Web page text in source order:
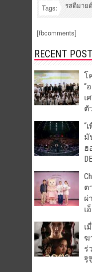
Tags: รสดีมายด์
[fbcomments]
RECENT
โ
“
เ
ตั
“
มั
ฮ
ต
ผ่
เ
เ
ฆ
ร่
ริ